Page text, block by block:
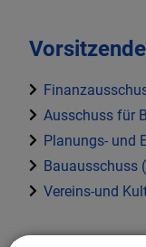
Ausschuss für
Planungs- und
Bauausschuss
Vereins-und